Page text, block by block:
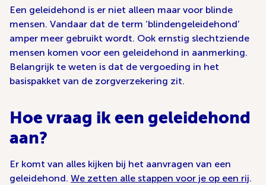
Een geleidehond is er niet alleen maar voor blinde
mensen. Vandaar dat de term ‘blindengeleidehond’
amper meer gebruikt wordt. Ook ernstig slechtziende
mensen komen voor een geleidehond in aanmerking.
Belangrijk te weten is dat de vergoeding in het
basispakket van de zorgverzekering zit.
Hoe vraag ik een geleidehond
aan?
Er komt van alles kijken bij het aanvragen van een
geleidehond. We zetten alle stappen voor je op een rij.